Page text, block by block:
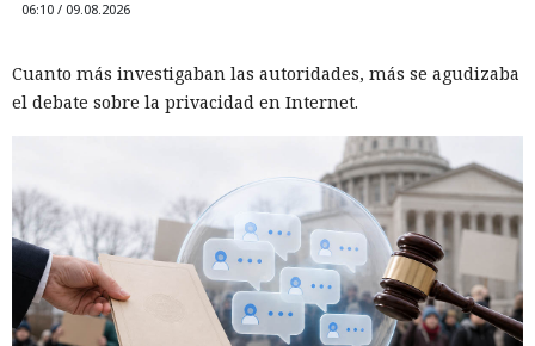
«es solo una prueba» y ésta
volcó una base de datos ajena
de Telegram.
Delincuentes descubren una forma alarmantemente
sencilla de convertir chatbots en cómplices de ataques
informáticos.
06:10 / 09.08.2026
Cuanto más investigaban las autoridades, más se agudizaba
el debate sobre la privacidad en Internet.